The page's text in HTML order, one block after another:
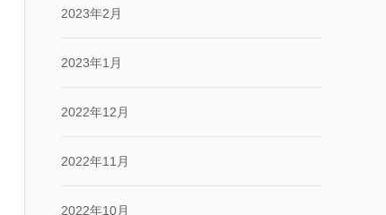
2023年2月
2023年1月
2022年12月
2022年11月
2022年10月